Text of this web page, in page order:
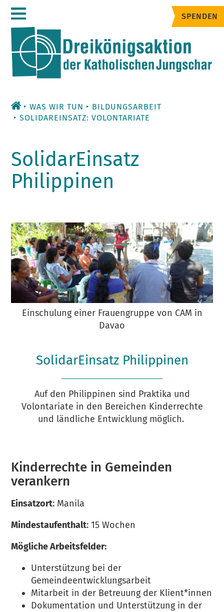
Zum
Inhalt
SPENDEN
WAS WIR TUN
BILDUNGSARBEIT
SOLIDAREINSATZ: VOLONTARIATE
SolidarEinsatz
Philippinen
Einschulung einer Frauengruppe von CAM in
Davao
SolidarEinsatz Philippinen
Auf den Philippinen sind Praktika und
Volontariate in den Bereichen Kinderrechte
und ländliche Entwicklung möglich.
Kinderrechte in Gemeinden
verankern
Einsatzort: Manila
Mindestaufenthalt: 15 Wochen
Mögliche Arbeitsfelder:
Unterstützung bei der
Gemeindeentwicklungsarbeit
Mitarbeit in der Betreuung der Klient*innen
Dokumentation und Unterstützung in der